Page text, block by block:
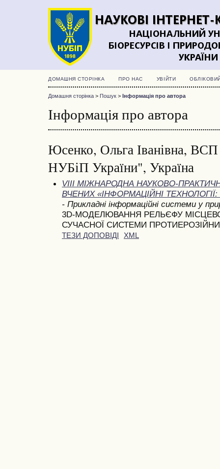
ДОМАШНЯ СТОРІНКА ПРО НАС УВІЙТИ
Домашня сторінка > Пошук > Інформація про автора
Інформація про автора
Юсенко, Ольга Іванівна,
НУБіП України", Україна
VIII МІЖНАРОДНА НАУКОВО-
ВЧЕНИХ «ІНФОРМАЦІЙНІ
- Прикладні інформаційні системи у
3D-МОДЕЛЮВАННЯ РЕЛЬЄФУ
СУЧАСНОЇ СИСТЕМИ
ТЕЗИ ДОПОВІДІ XML